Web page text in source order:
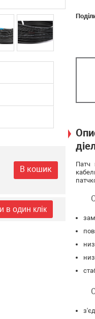
В кошик
в один клік
Патч